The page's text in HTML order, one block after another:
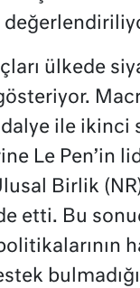
ülkede
ile ikinci
Le Pen’in
Birlik
etti. Bu